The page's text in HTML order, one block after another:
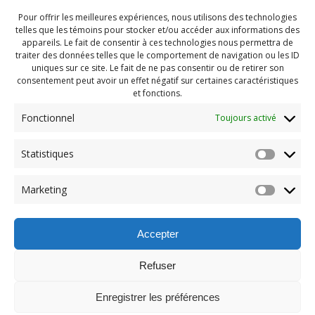
Pour offrir les meilleures expériences, nous utilisons des technologies
telles que les témoins pour stocker et/ou accéder aux informations des
appareils. Le fait de consentir à ces technologies nous permettra de
traiter des données telles que le comportement de navigation ou les ID
uniques sur ce site. Le fait de ne pas consentir ou de retirer son
consentement peut avoir un effet négatif sur certaines caractéristiques
et fonctions.
Fonctionnel Toujours activé
Statistiques
Marketing
Accepter
Refuser
Enregistrer les préférences
Navigation
de
l'article
Previous
Camp hiver 2025 (117)
© 2026 Maison des Jeunes de Boucherville.